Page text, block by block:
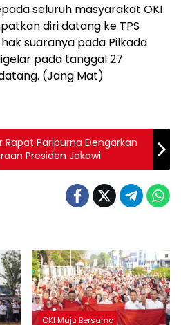
seluruh masyarakat OKI
diri datang ke TPS
suaranya pada Pilkada
pada tanggal 27
(Jang Mat)
Rapat Paripurna Dengarkan
Presiden Jokowi
OKI Maju Bersama